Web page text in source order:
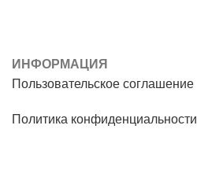
ИНФОРМАЦИЯ
Пользовательское соглашение
Политика конфиденциальности